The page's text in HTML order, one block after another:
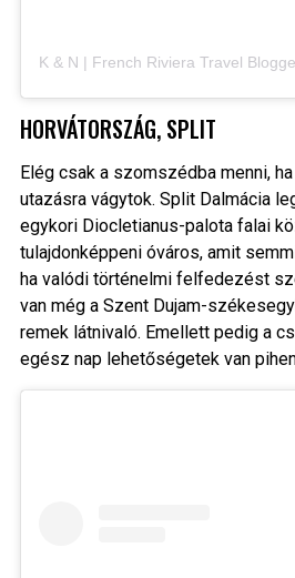
HORVÁTORSZÁG, SPLIT
Elég csak a szomszédba menni,
utazásra vágytok. Split Dalmácia
egykori Diocletianus-palota falai
tulajdonképpeni óváros, amit
ha valódi történelmi felfedezést
van még a Szent Dujam-
remek látnivaló. Emellett pedig a
egész nap lehetőségetek van